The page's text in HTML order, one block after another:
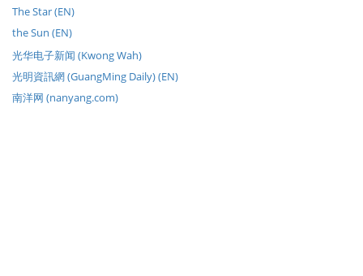
The Star (EN)
the Sun (EN)
光华电子新闻 (Kwong Wah)
光明資訊網 (GuangMing Daily) (EN)
南洋网 (nanyang.com)